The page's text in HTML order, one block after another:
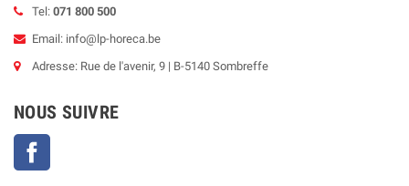
Tel: 071 800 500
Email: info@lp-horeca.be
Adresse: Rue de l'avenir, 9 | B-5140 Sombreffe
NOUS SUIVRE